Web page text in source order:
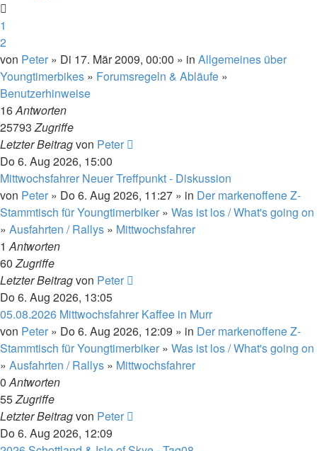
1
2
von Peter » Di 17. Mär 2009, 00:00 » in Allgemeines über
Youngtimerbikes » Forumsregeln & Abläufe »
Benutzerhinweise
16Antworten
25793Zugriffe
Letzter Beitragvon Peter
Do 6. Aug 2026, 15:00
Mittwochsfahrer Neuer Treffpunkt - Diskussion
von Peter » Do 6. Aug 2026, 11:27 » in Der markenoffene Z-
Stammtisch für Youngtimerbiker » Was ist los / What's going on
» Ausfahrten / Rallys » Mittwochsfahrer
1Antworten
60Zugriffe
Letzter Beitragvon Peter
Do 6. Aug 2026, 13:05
05.08.2026 Mittwochsfahrer Kaffee in Murr
von Peter » Do 6. Aug 2026, 12:09 » in Der markenoffene Z-
Stammtisch für Youngtimerbiker » Was ist los / What's going on
» Ausfahrten / Rallys » Mittwochsfahrer
0Antworten
55Zugriffe
Letzter Beitragvon Peter
Do 6. Aug 2026, 12:09